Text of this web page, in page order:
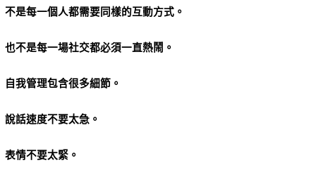
不是每一個人都需要同樣的互動方式。
也不是每一場社交都必須一直熱鬧。
自我管理包含很多細節。
說話速度不要太急。
表情不要太緊。